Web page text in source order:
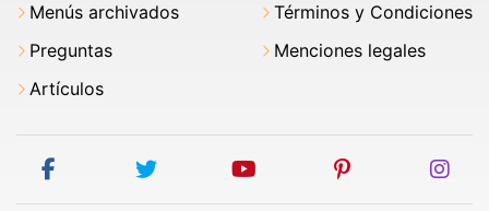
Menús archivados
Preguntas
Artículos
Términos y Condiciones
Menciones legales
facebook twitter youtube pinterest